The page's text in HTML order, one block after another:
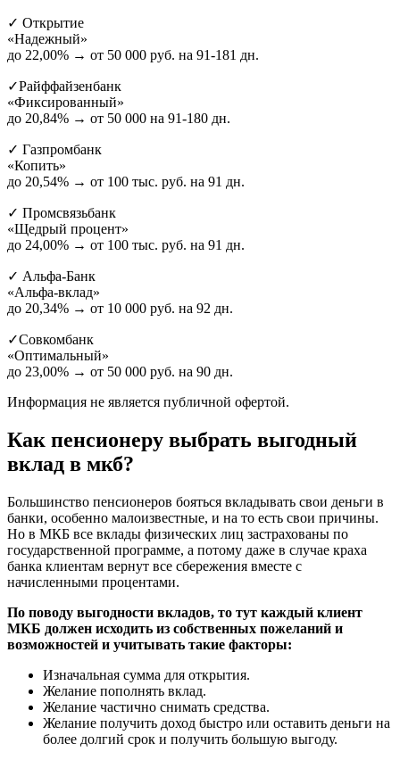
✓ Открытие
«Надежный»
до 22,00% → от 50 000 руб. на 91-181 дн.
✓Райффайзенбанк
«Фиксированный»
до 20,84% → от 50 000 на 91-180 дн.
✓ Газпромбанк
«Копить»
до 20,54% → от 100 тыс. руб. на 91 дн.
✓ Промсвязьбанк
«Щедрый процент»
до 24,00% → от 100 тыс. руб. на 91 дн.
✓ Альфа-Банк
«Альфа-вклад»
до 20,34% → от 10 000 руб. на 92 дн.
✓Совкомбанк
«Оптимальный»
до 23,00% → от 50 000 руб. на 90 дн.
Информация не является публичной офертой.
Как пенсионеру выбрать выгодный
вклад в мкб?
Большинство пенсионеров бояться вкладывать свои деньги в
банки, особенно малоизвестные, и на то есть свои причины.
Но в МКБ все вклады физических лиц застрахованы по
государственной программе, а потому даже в случае краха
банка клиентам вернут все сбережения вместе с
начисленными процентами.
По поводу выгодности вкладов, то тут каждый клиент
МКБ должен исходить из собственных пожеланий и
возможностей и учитывать такие факторы:
Изначальная сумма для открытия.
Желание пополнять вклад.
Желание частично снимать средства.
Желание получить доход быстро или оставить деньги на
более долгий срок и получить большую выгоду.